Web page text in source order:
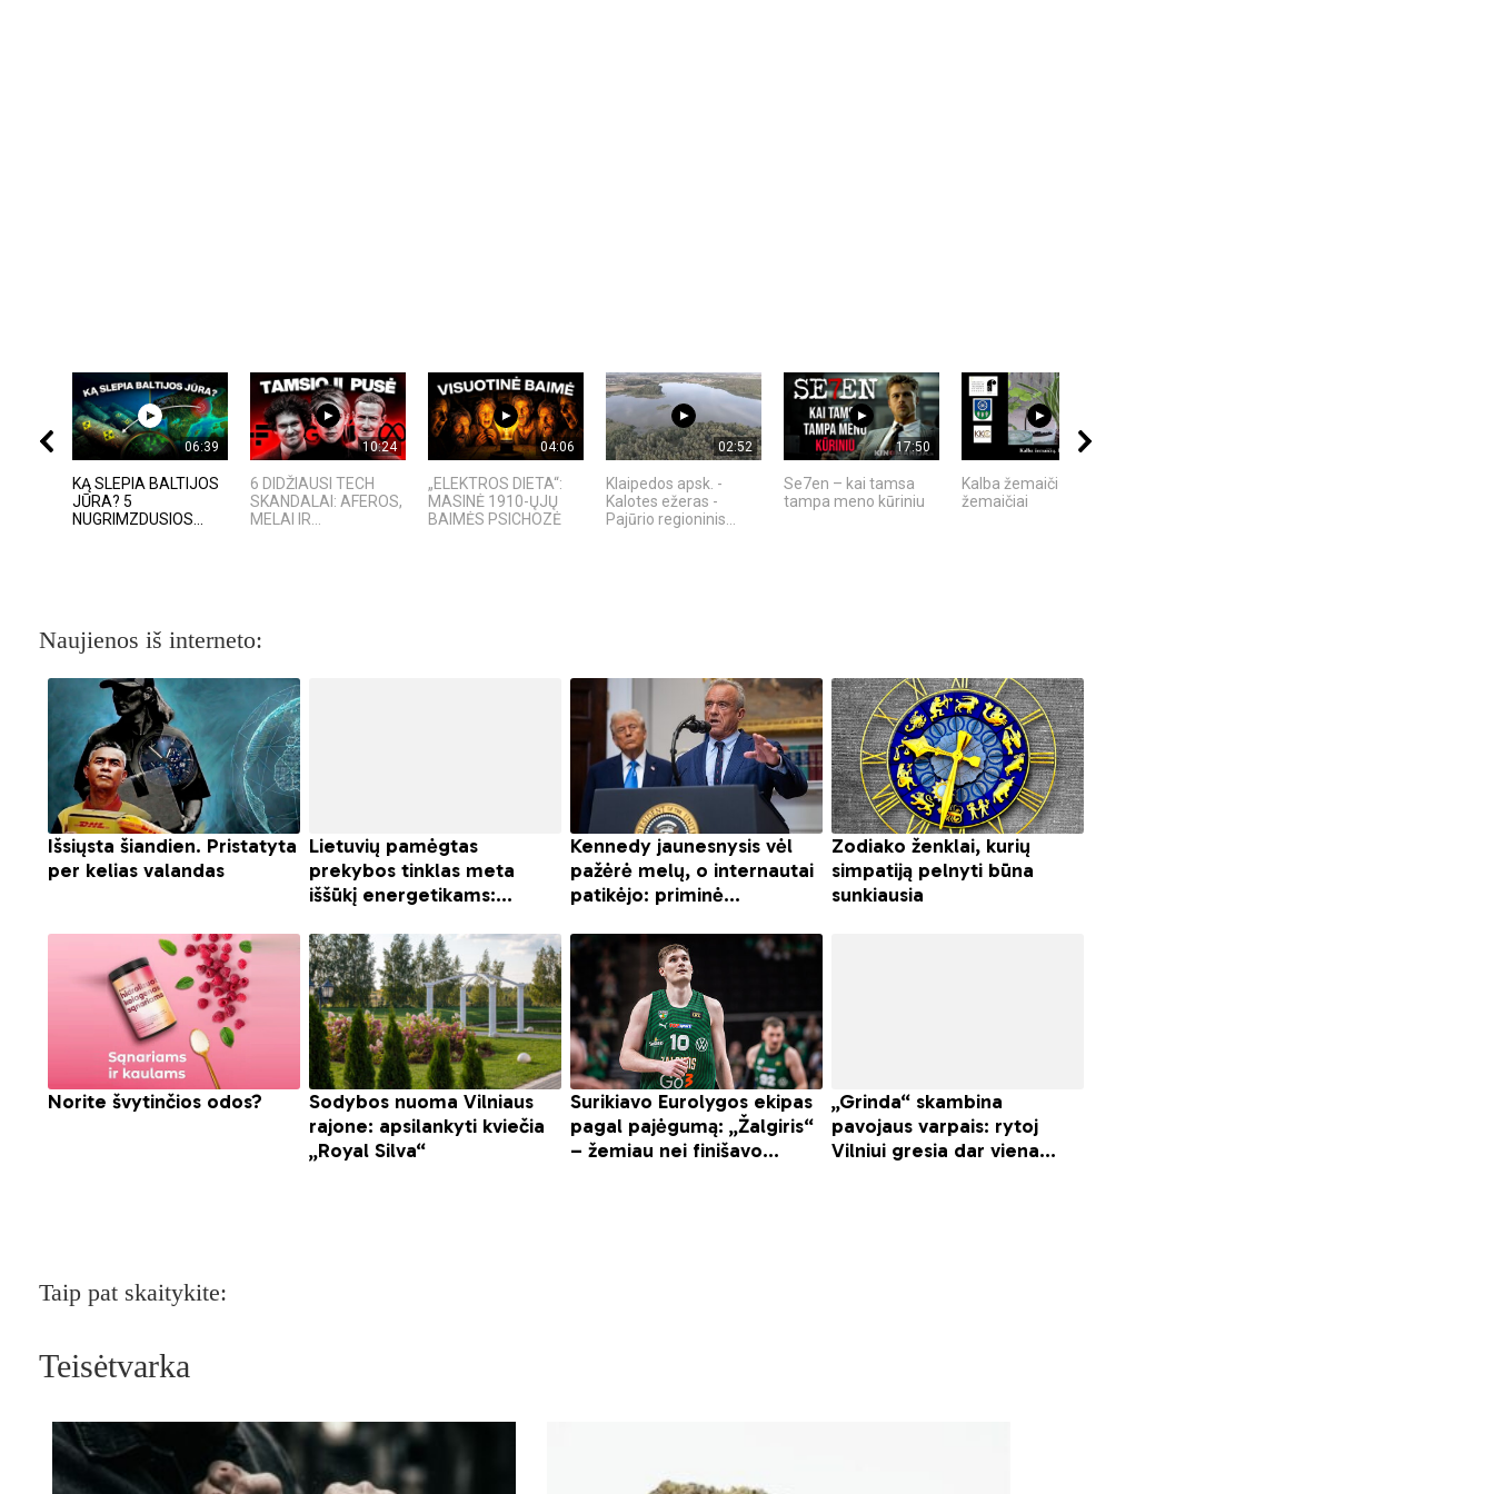
06:39
KĄ SLEPIA BALTIJOS
JŪRA? 5
NUGRIMZDUSIOS...
10:24
6 DIDŽIAUSI TECH
SKANDALAI: AFEROS,
MELAI IR...
04:06
„ELEKTROS DIETA“:
MASINĖ 1910-ŲJŲ
BAIMĖS PSICHOZĖ
02:52
Klaipedos apsk. -
Kalotes ežeras -
Pajūrio regioninis...
17:50
Se7en – kai tamsa
tampa meno kūriniu
21:00
Kalba žemaičių. Pietų
žemaičiai
Naujienos iš interneto:
Taip pat skaitykite:
Teisėtvarka